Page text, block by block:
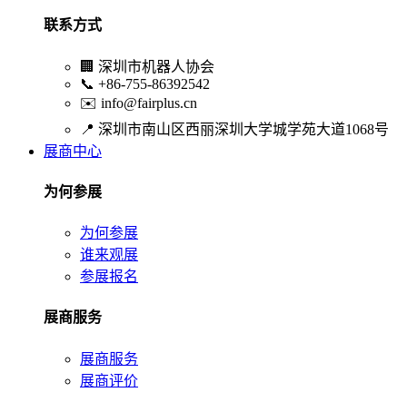
联系方式
🏢 深圳市机器人协会
📞 +86-755-86392542
✉️ info@fairplus.cn
📍 深圳市南山区西丽深圳大学城学苑大道1068号
展商中心
为何参展
为何参展
谁来观展
参展报名
展商服务
展商服务
展商评价